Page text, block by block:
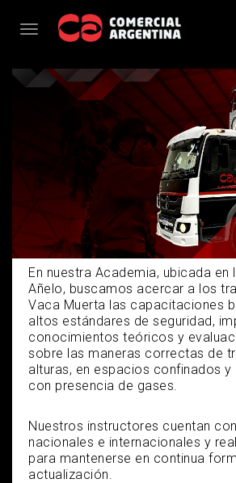
Toggle navigation
ACADEMIA
En nuestra Academia, ubicada en
Añelo, buscamos acercar a los
Vaca Muerta las capacitaciones
altos estándares de seguridad,
conocimientos teóricos y
sobre las maneras correctas de
alturas, en espacios confinados
con presencia de gases.
Nuestros instructores cuentan
nacionales e internacionales y
para mantenerse en continua
actualización.